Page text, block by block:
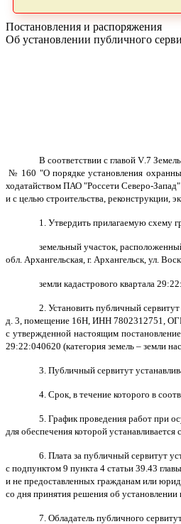
Постановления и распоряжения
Об установлении публичного
В соответствии с главойV.7
№ 160 "О порядке установления
ходатайством ПАО "Россети Северо-
и с целью строительства, реконструкции,
1. Утвердить прилагаемую схему
земельный участок,
обл. Архангельская, г. Архангельск, ул.
земли кадастрового квартала
2. Установить публичный
д. 3, помещение 16Н, ИНН 7802312751,
с утвержденной настоящим
29:22:040620 (категория земель – земли
3. Публичный сервитут
4. Срок, в течение которого в
5. График проведения работ при
для обеспечения которой
6. Плата за публичный сервитут
с подпунктом 9 пункта 4 статьи 39.43
и не предоставленных гражданам или
со дня принятия решения об установлении
7. Обладатель публичного